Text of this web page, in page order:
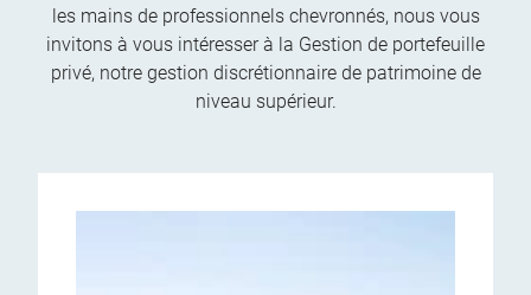
les mains de professionnels chevronnés, nous vous
invitons à vous intéresser à la Gestion de portefeuille
privé, notre gestion discrétionnaire de patrimoine de
niveau supérieur.